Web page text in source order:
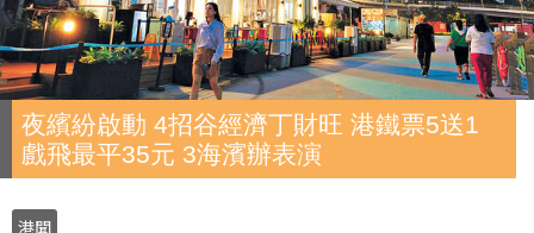
夜繽紛啟動 4招谷經濟丁財旺 港鐵票5送1
戲飛最平35元 3海濱辦表演
港聞